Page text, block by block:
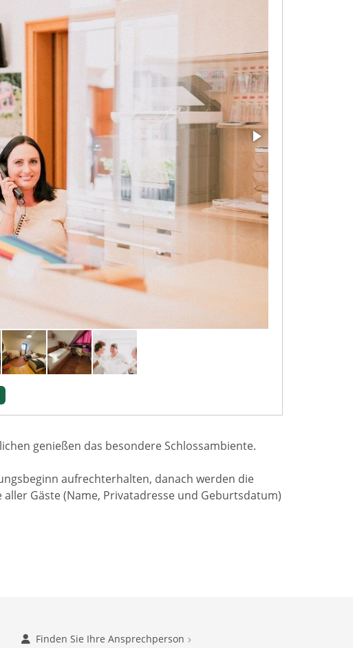
genießen das besondere Schlossambiente.
aufrechterhalten, danach werden die
Gäste (Name, Privatadresse und Geburtsdatum)
Finden Sie Ihre Ansprechperson